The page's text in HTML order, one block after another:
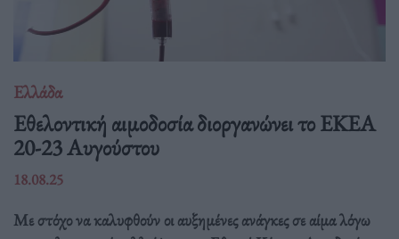
Ελλάδα
Eθελοντική αιμοδοσία διοργανώνει το ΕΚΕΑ
20-23 Αυγούστου
18.08.25
Με στόχο να καλυφθούν οι αυξημένες ανάγκες σε αίμα λόγω